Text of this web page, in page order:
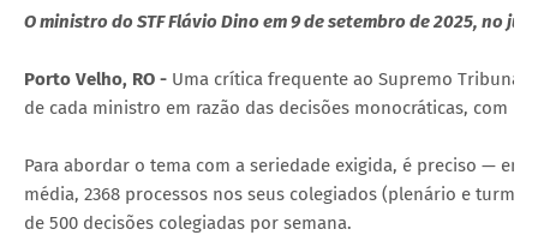
O ministro do STF Flávio Dino em 9 de setembro de 2025, no
Porto Velho, RO - Uma crítica frequente ao Supremo Tribunal
de cada ministro em razão das decisões monocráticas, com
Para abordar o tema com a seriedade exigida, é preciso —
média, 2368 processos nos seus colegiados (plenário e
de 500 decisões colegiadas por semana.